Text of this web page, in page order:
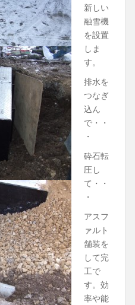
新しい
融雪機
を設置
しま
す。
排水を
つなぎ
込ん
で・・
・
砕石転
圧し
て・・
・
アスフ
ァルト
舗装を
して完
工で
す。効
率や能